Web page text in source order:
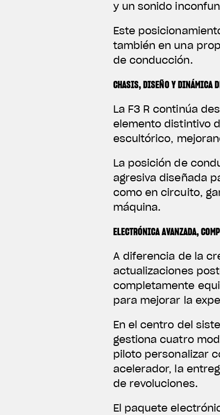
y un sonido
Este
también en una
de conducción.
CHASIS, DISEÑO Y DINÁMICA
La F3 R continúa
elemento distintivo
escultórico,
La posición de
agresiva diseñada
como en circuito,
máquina.
ELECTRÓNICA AVANZADA,
A diferencia de la
actualizaciones
completamente
para mejorar la
En el centro del
gestiona cuatro
piloto personalizar
acelerador, la
de revoluciones.
El paquete